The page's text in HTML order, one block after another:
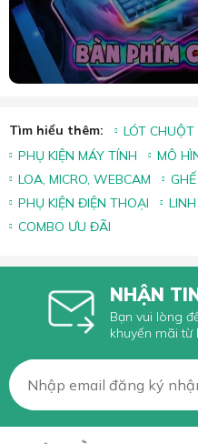
Tìm hiểu thêm: LÓT CHUỘT
PHỤ KIỆN MÁY TÍNH
MÔ
LOA, MICRO, WEBCAM
PHỤ KIỆN ĐIỆN THOẠI
COMBO ƯU ĐÃI
NHẬN
Bạn vui lòng
khuyến mãi từ